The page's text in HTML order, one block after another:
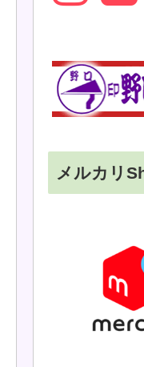
メルカリ